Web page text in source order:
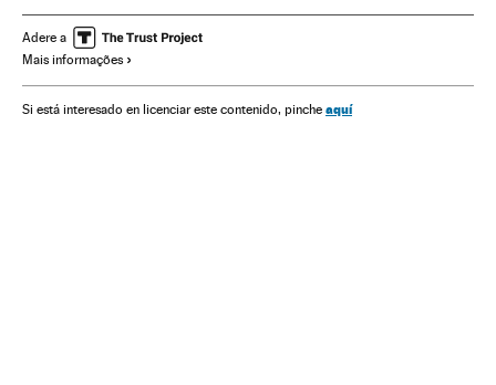
Conjuntura econômica Fundos investimento
América do Sul
IPCA IPC Indicadores econômicos Economia
Adere a
Mais informações
Si está interesado en licenciar este contenido, pinche aquí